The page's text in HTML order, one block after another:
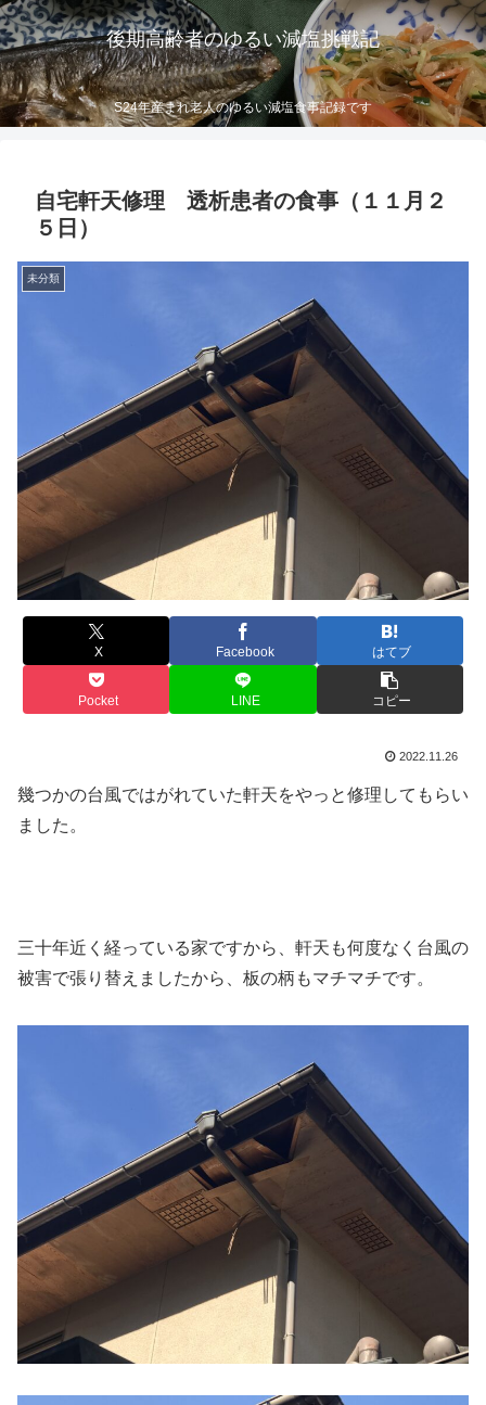
後期高齢者のゆるい減塩挑戦記
S24年産まれ老人のゆるい減塩食事記録です
自宅軒天修理 透析患者の食事（１１月２
５日）
未分類
X Facebook はてブ
Pocket LINE コピー
2022.11.26
幾つかの台風ではがれていた軒天をやっと修理してもらい
ました。
三十年近く経っている家ですから、軒天も何度なく台風の
被害で張り替えましたから、板の柄もマチマチです。